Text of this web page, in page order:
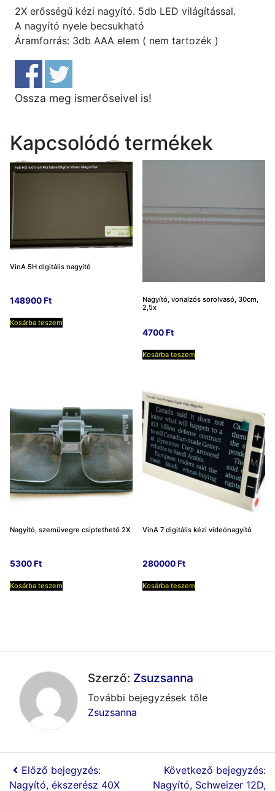
2X erősségű kézi nagyító. 5db LED világítással.
A nagyító nyele becsukható
Áramforrás: 3db AAA elem ( nem tartozék )
Ossza meg ismerőseivel is!
Kapcsolódó termékek
VinA 5H digitális nagyító
148900Ft
Kosárba teszem
Nagyító, vonalzós sorolvasó, 30cm,
2,5x
4700Ft
Kosárba teszem
Nagyító, szemüvegre csiptethető 2X
5300Ft
Kosárba teszem
VinA 7 digitális kézi videónagyító
280000Ft
Kosárba teszem
Szerző: Zsuzsanna
További bejegyzések tőle
Zsuzsanna
Előző bejegyzés:
Nagyító, ékszerész 40X
Következő bejegyzés:
Nagyító, Schweizer 12D,